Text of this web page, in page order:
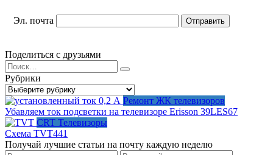
Эл. почта
Поделиться с друзьями
Search
for:
Рубрики
Рубрики
Ремонт ЖК телевизоров
Убавляем ток подсветки на телевизоре Erisson 39LES67
CRT Телевизоры
Схема TVT441
Получай лучшие статьи на почту каждую неделю